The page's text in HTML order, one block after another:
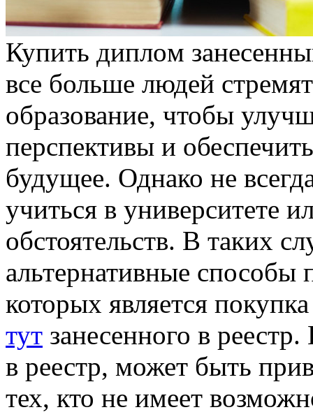
Купить диплoм
все больше людей
образование, чтобы
перспективы и
будущее. Однако не
учиться в университете
обстоятельств. В таких
альтернативные
которых является
тут занесенного в
в реестр, может быть
тех, кто не имеет